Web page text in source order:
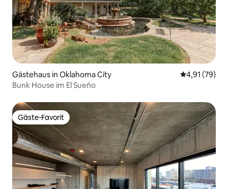
Gästehaus in Oklahoma City
4,91 (79)
Bunk House im El Sueño
Gäste-Favorit
Gäste-Favorit